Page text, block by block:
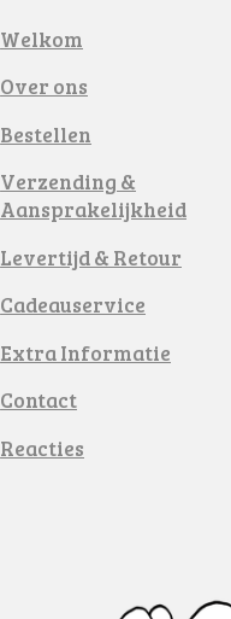
Welkom
Over ons
Bestellen
Verzending &
Aansprakelijkheid
Levertijd & Retour
Cadeauservice
Extra Informatie
Contact
Reacties